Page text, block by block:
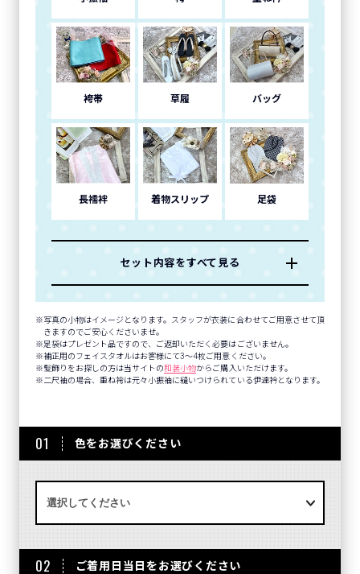
袴帯 草履 バッグ
長襦袢 着物スリップ 足袋
セット内容をすべて見る
写真の小物はイメージとなります。スタッフが衣装に合わせてご用意させて頂
きますのでご安心くださいませ。
足袋はプレゼント品ですので、ご返却いただく必要はございません。
補正用のフェイスタオルはお客様にて3～4枚ご用意ください。
髪飾りをお探しの方は当サイトの和装小物からご購入いただけます。
二尺袖の場合、重ね袴は元々小振袖に縫いつけられている伊達衿となります。
01 色をお選びください
02 ご着用日当日をお選びください